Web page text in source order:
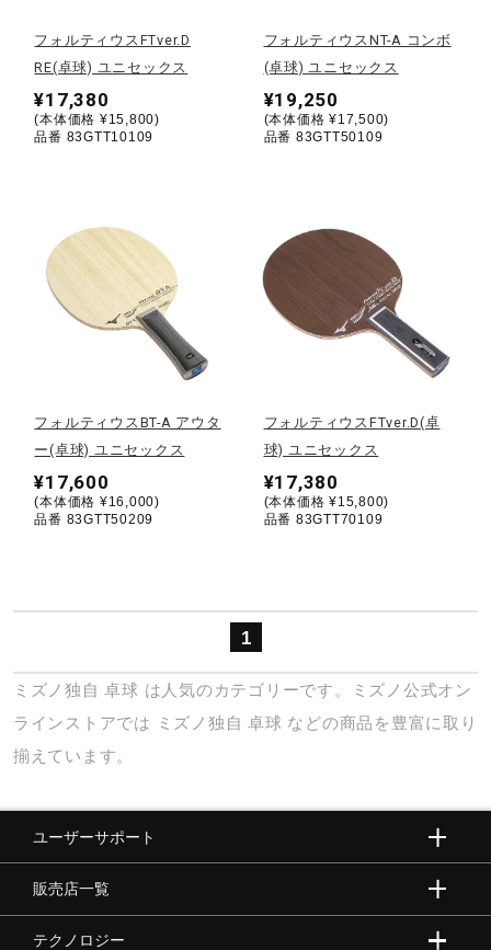
野球
ゴルフ
バレーボール
テニス／ソフトテニス
バドミントン
陸上競技
ソフトボール
柔道
ウィンタースポーツ
フォルティウスFTver.D
RE(卓球) ユニセックス
¥17,380
(本体価格 ¥15,800)
品番 83GTT10109
フォルティウスNT-A コンボ
(卓球) ユニセックス
¥19,250
(本体価格 ¥17,500)
品番 83GTT50109
フォルティウスBT-A アウタ
ー(卓球) ユニセックス
¥17,600
(本体価格 ¥16,000)
品番 83GTT50209
フォルティウスFTver.D(卓
球) ユニセックス
¥17,380
(本体価格 ¥15,800)
品番 83GTT70109
1
ミズノ独自 卓球 は人気のカテゴリーです。ミズノ公式オン
ラインストアでは
ミズノ独自 卓球 などの商品を豊富に取り
揃えています。
ユーザーサポート
販売店一覧
テクノロジー